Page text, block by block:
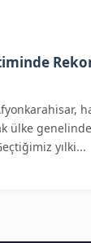
ülke
yılki...